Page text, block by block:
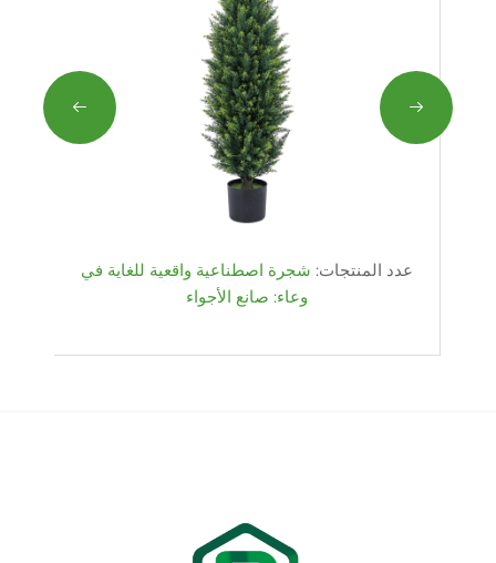
عدد المنتجات: شجرة اصطناعية واقعية للغاية في
وعاء: صانع الأجواء